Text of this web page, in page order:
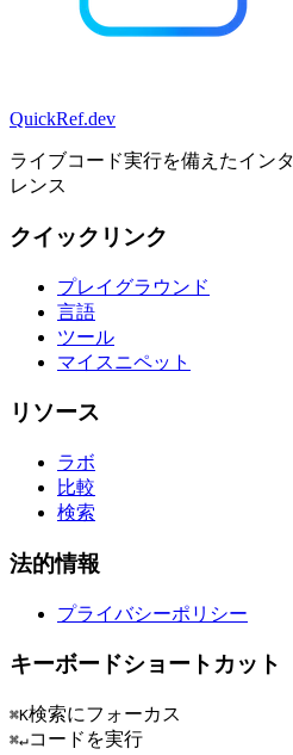
QuickRef.dev
ライブコード実行を備えたイン
レンス
クイックリンク
プレイグラウンド
言語
ツール
マイスニペット
リソース
ラボ
比較
検索
法的情報
プライバシーポリシー
キーボードショートカット
⌘K検索にフォーカス
⌘↵コードを実行